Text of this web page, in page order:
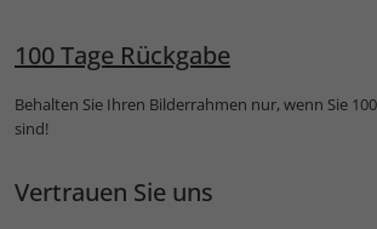
100 Tage Rückgabe
Behalten Sie Ihren Bilderrahmen nur, wenn Sie
sind!
Vertrauen Sie uns